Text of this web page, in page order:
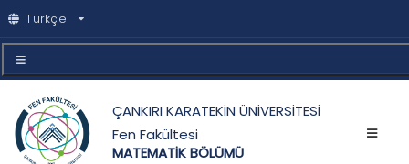
Türkçe
ÇANKIRI KARATEKİN ÜNİVERSİTESİ
Fen Fakültesi
MATEMATİK BÖLÜMÜ